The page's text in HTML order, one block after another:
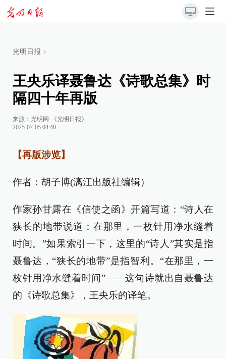
光明日报 >
王央乐译聂鲁达《诗歌总集》时
隔四十年再版
来源： 光明网-《光明日报》
2025-07-05 04:40
【再版涉览】
作者：胡子博(漓江出版社编辑）
作家孙甘露在《信使之函》开篇写道：“诗人在
狭长的地带说道：在那里，一枚针用净水缝着
时间。”如果索引一下，这里的“诗人”其实是指
聂鲁达，“狭长的地带”是指智利。“在那里，一
枚针用净水缝着时间”——这句诗就出自聂鲁达
的《诗歌总集》，王央乐的译笔。